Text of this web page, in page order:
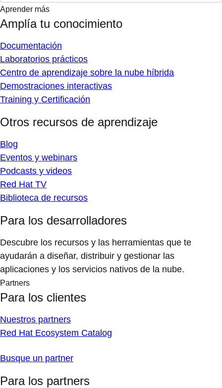
Aprender más
Amplía tu conocimiento
Documentación
Laboratorios prácticos
Centro de aprendizaje sobre la nube híbrida
Demostraciones interactivas
Training y Certificación
Otros recursos de aprendizaje
Blog
Eventos y webinars
Podcasts y videos
Red Hat TV
Biblioteca de recursos
Para los desarrolladores
Descubre los recursos y las herramientas que te
ayudarán a diseñar, distribuir y gestionar las
aplicaciones y los servicios nativos de la nube.
Partners
Para los clientes
Nuestros partners
Red Hat Ecosystem Catalog
Busque un partner
Para los partners